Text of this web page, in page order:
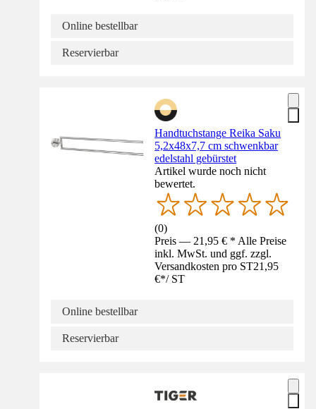
Online bestellbar
Reservierbar
Handtuchstange Reika Saku
5,2x48x7,7 cm schwenkbar
edelstahl gebürstet
Artikel wurde noch nicht
bewertet.
(0)
Preis — 21,95 € * Alle Preise
inkl. MwSt. und ggf. zzgl.
Versandkosten pro ST21,95
€*/ ST
Online bestellbar
Reservierbar